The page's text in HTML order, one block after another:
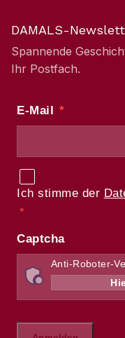
DAMALS-
Spannende
Ihr Postfach.